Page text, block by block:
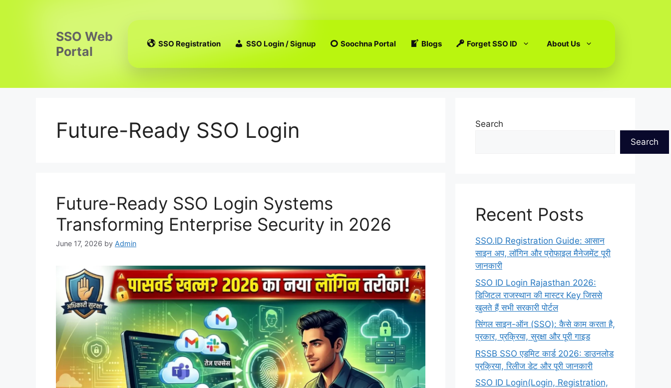
SSO Web
Portal
SSO Registration SSO Login / Signup Soochna Portal Blogs Forget SSO ID About Us
Future-Ready SSO Login
Future-Ready SSO Login Systems
Transforming Enterprise Security in 2026
June 17, 2026 by Admin
Search
Search
Recent Posts
SSO.ID Registration Guide: आसान
साइन अप, लॉगिन और प्रोफाइल मैनेजमेंट पूरी
जानकारी
SSO ID Login Rajasthan 2026:
डिजिटल राजस्थान की मास्टर Key जिससे
खुलते हैं सभी सरकारी पोर्टल
सिंगल साइन-ऑन (SSO): कैसे काम करता है,
प्रकार, प्रक्रिया, सुरक्षा और पूरी गाइड
RSSB SSO एडमिट कार्ड 2026: डाउनलोड
प्रक्रिया, रिलीज डेट और पूरी जानकारी
SSO ID Login(Login, Registration,